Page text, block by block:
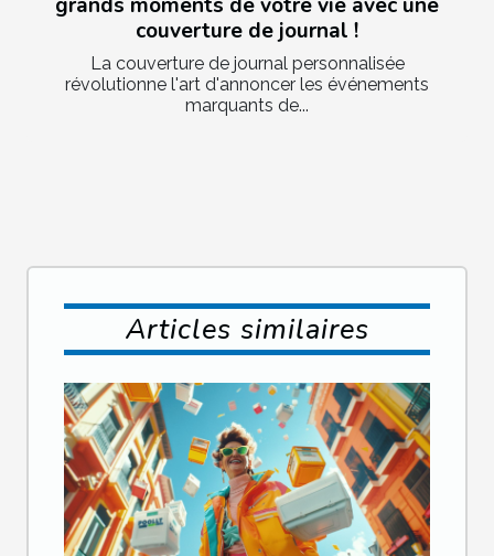
couverture de journal !
La couverture de journal personnalisée
révolutionne l'art d'annoncer les événements
marquants de...
Articles similaires